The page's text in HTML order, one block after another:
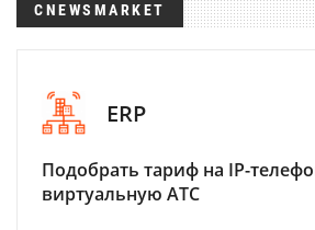
CNEWSMARKET
ERP
Подобрать тариф на IP-
виртуальную АТС